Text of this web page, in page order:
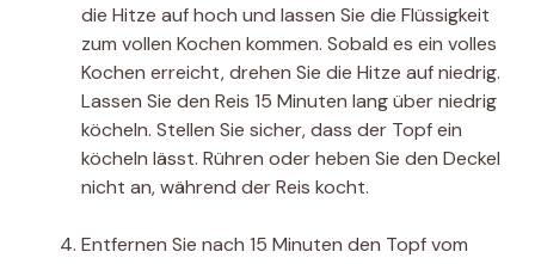
die Hitze auf hoch und lassen Sie die Flüssigkeit
zum vollen Kochen kommen. Sobald es ein volles
Kochen erreicht, drehen Sie die Hitze auf niedrig.
Lassen Sie den Reis 15 Minuten lang über niedrig
köcheln. Stellen Sie sicher, dass der Topf ein
köcheln lässt. Rühren oder heben Sie den Deckel
nicht an, während der Reis kocht.
Entfernen Sie nach 15 Minuten den Topf vom